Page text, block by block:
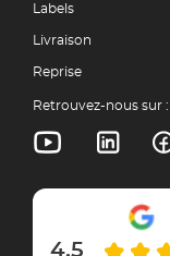
Labels
Livraison
Reprise
Retrouvez-nous sur :
4.5